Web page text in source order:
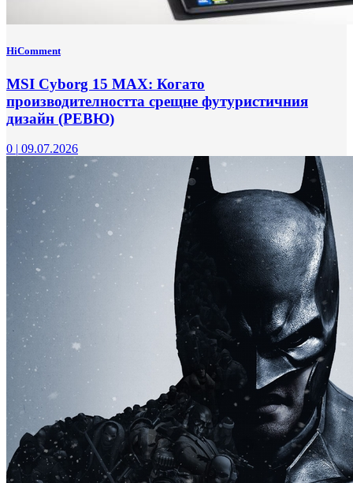
HiComment
MSI Cyborg 15 MAX: Когато
производителността срещне футуристичния
дизайн (РЕВЮ)
0 | 09.07.2026